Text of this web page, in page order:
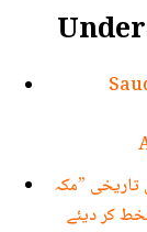
تاریخی ”مکہ
کر دیئے